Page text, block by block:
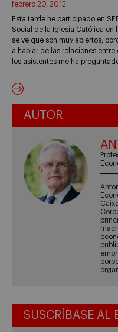
febrero 20, 2012
Esta tarde he participado en
Social de la Iglesia Católica en
se ve que son muy abiertos,
a hablar de las relaciones
los asistentes me ha
AUTOR
SUSCRÍBASE AL